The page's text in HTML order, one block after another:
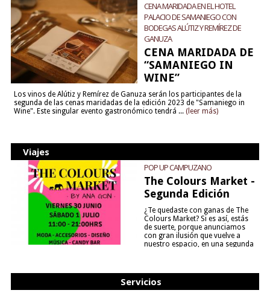
CENA MARIDADA EN EL HOTEL
PALACIO DE SAMANIEGO CON
BODEGAS ALÚTIZ Y REMÍREZ DE
GANUZA
CENA MARIDADA DE
“SAMANIEGO IN
WINE”
Los vinos de Alútiz y Remírez de Ganuza serán los participantes de la
segunda de las cenas maridadas de la edición 2023 de "Samaniego in
Wine". Este singular evento gastronómico tendrá ... (leer más)
Viajes
POP UP CAMPUZANO
The Colours Market -
Segunda Edición
¿Te quedaste con ganas de The
Colours Market? Si es así, estás
de suerte, porque anunciamos
con gran ilusión que vuelve a
nuestro espacio, en una segunda
Servicios